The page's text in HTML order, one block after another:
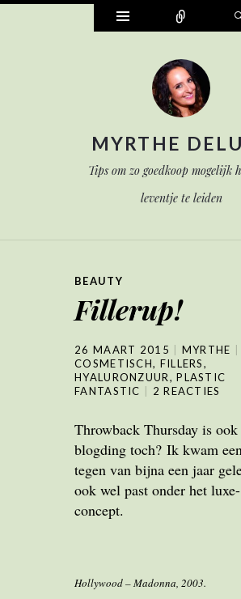
Widgets Verbind
MYRTHE
Tips om zo goedkoop mogelijk
leventje te leiden
BEAUTY
Fillerup!
26 MAART 2015
MYRTHE
COSMETISCH, FILLERS,
HYALURONZUUR,PLASTIC
FANTASTIC
2 REACTIES
Throwback Thursday is ook
blogding toch? Ik kwam
tegen van bijna een jaar
ook wel past onder het luxe-
concept.
Hollywood – Madonna, 2003.